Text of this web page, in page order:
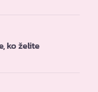
ko želite